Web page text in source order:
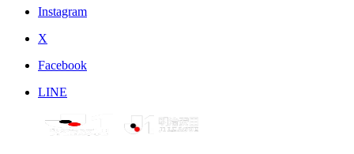
Instagram
X
Facebook
LINE